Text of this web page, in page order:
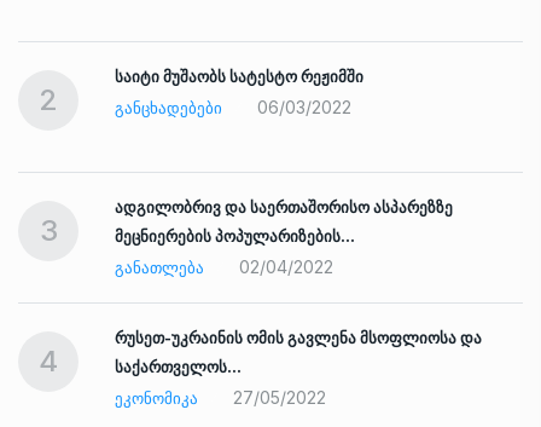
2
საიტი მუშაობს სატესტო რეჟიმში
ᲒᲐᲜᲪᲮᲐᲓᲔᲑᲔᲑᲘ
06/03/2022
3
ადგილობრივ და საერთაშორისო ასპარეზზე
მეცნიერების პოპულარიზების…
ᲒᲐᲜᲐᲗᲚᲔᲑᲐ
02/04/2022
4
რუსეთ-უკრაინის ომის გავლენა მსოფლიოსა და
საქართველოს…
ᲔᲙᲝᲜᲝᲛᲘᲙᲐ
27/05/2022